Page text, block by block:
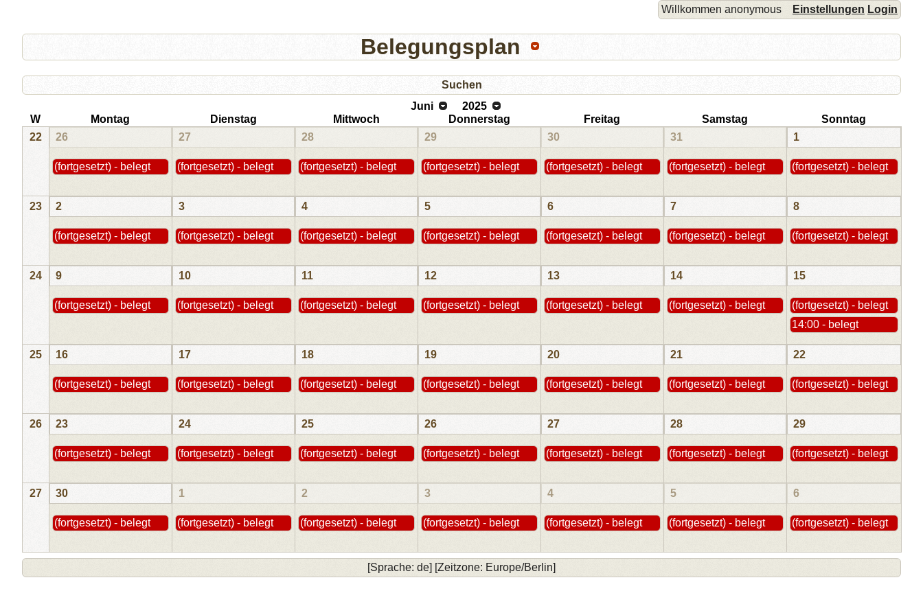
Willkommen anonymous Einstellungen Login
Belegungsplan
Suchen
Juni
2025
W
Montag Dienstag Mittwoch Donnerstag Freitag Samstag
Sonntag
22
26
(fortgesetzt) - belegt
27
(fortgesetzt) - belegt
28
(fortgesetzt) - belegt
29
(fortgesetzt) - belegt
30
(fortgesetzt) - belegt
31
(fortgesetzt) - belegt
1
(fortgesetzt) - belegt
23 2
(fortgesetzt) - belegt
3
(fortgesetzt) - belegt
4
(fortgesetzt) - belegt
5
(fortgesetzt) - belegt
6
(fortgesetzt) - belegt
7
(fortgesetzt) - belegt
8
(fortgesetzt) - belegt
24 9
(fortgesetzt) - belegt
10
(fortgesetzt) - belegt
11
(fortgesetzt) - belegt
12
(fortgesetzt) - belegt
13
(fortgesetzt) - belegt
14
(fortgesetzt) - belegt
15
(fortgesetzt) - belegt
14:00 - belegt
25 16
(fortgesetzt) - belegt
17
(fortgesetzt) - belegt
18
(fortgesetzt) - belegt
19
(fortgesetzt) - belegt
20
(fortgesetzt) - belegt
21
(fortgesetzt) - belegt
22
(fortgesetzt) - belegt
26 23
(fortgesetzt) - belegt
24
(fortgesetzt) - belegt
25
(fortgesetzt) - belegt
26
(fortgesetzt) - belegt
27
(fortgesetzt) - belegt
28
(fortgesetzt) - belegt
29
(fortgesetzt) - belegt
27 30
(fortgesetzt) - belegt
1
(fortgesetzt) - belegt
2
(fortgesetzt) - belegt
3
(fortgesetzt) - belegt
4
(fortgesetzt) - belegt
5
(fortgesetzt) - belegt
6
(fortgesetzt) - belegt
[Sprache: de] [Zeitzone: Europe/Berlin]